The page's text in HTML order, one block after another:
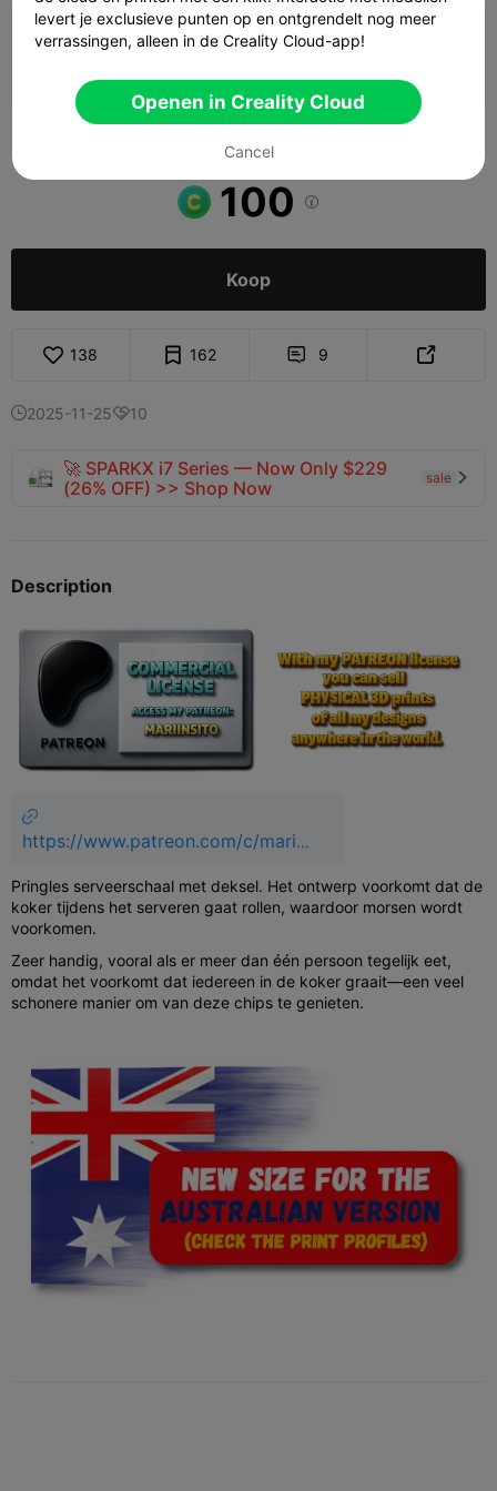
GEEN CFS
Bekijk meer
100 
Koop
138 162  9 
2025-11-2510
🚀 SPARKX i7 Series — Now Only $229
(26% OFF) >> Shop Now
sale 
Description
https://www.patreon.com/c/marii
Pringles serveerschaal met deksel. Het ontwerp voorkomt dat de
koker tijdens het serveren gaat rollen, waardoor morsen wordt
voorkomen.
Zeer handig, vooral als er meer dan één persoon tegelijk eet,
omdat het voorkomt dat iedereen in de koker graait—een veel
schonere manier om van deze chips te genieten.
levert je exclusieve punten op en ontgrendelt nog meer
verrassingen, alleen in de Creality Cloud-app!
Openen in Creality Cloud
Cancel